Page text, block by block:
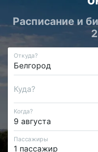
Расписание и
Откуда?
Куда?
Когда?
Пассажиры